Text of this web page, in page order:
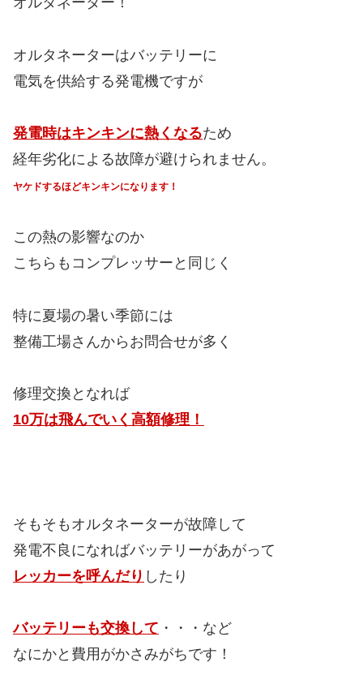
オルタネーターはバッテリーに
電気を供給する発電機ですが
発電時はキンキンに熱くなるため
経年劣化による故障が避けられません。
ヤケドするほどキンキンになります！
この熱の影響なのか
こちらもコンプレッサーと同じく
特に夏場の暑い季節には
整備工場さんからお問合せが多く
修理交換となれば
10万は飛んでいく高額修理！
そもそもオルタネーターが故障して
発電不良になればバッテリーがあがって
レッカーを呼んだり したり
バッテリーも交換して ・・・など
なにかと費用がかさみがちです！